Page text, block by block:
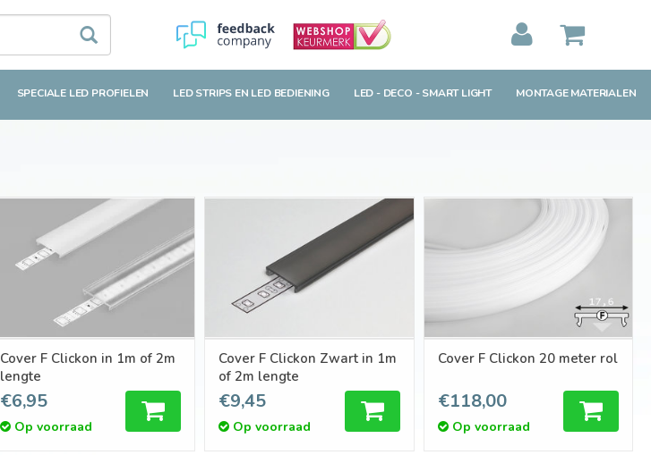
SPECIALE LED PROFIELEN LED STRIPS EN LED BEDIENING LED - DECO - SMART LIGHT MONTAGE MATERIALEN
Cover F Clickon in 1m of 2m
lengte
€6,95
Op voorraad
Cover F Clickon Zwart in 1m
of 2m lengte
€9,45
Op voorraad
Cover F Clickon 20 meter rol
€118,00
Op voorraad